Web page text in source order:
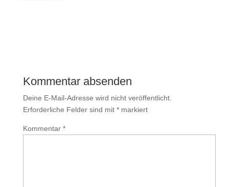
Kommentar absenden
Deine E-Mail-Adresse wird nicht veröffentlicht.
Erforderliche Felder sind mit *markiert
Kommentar *